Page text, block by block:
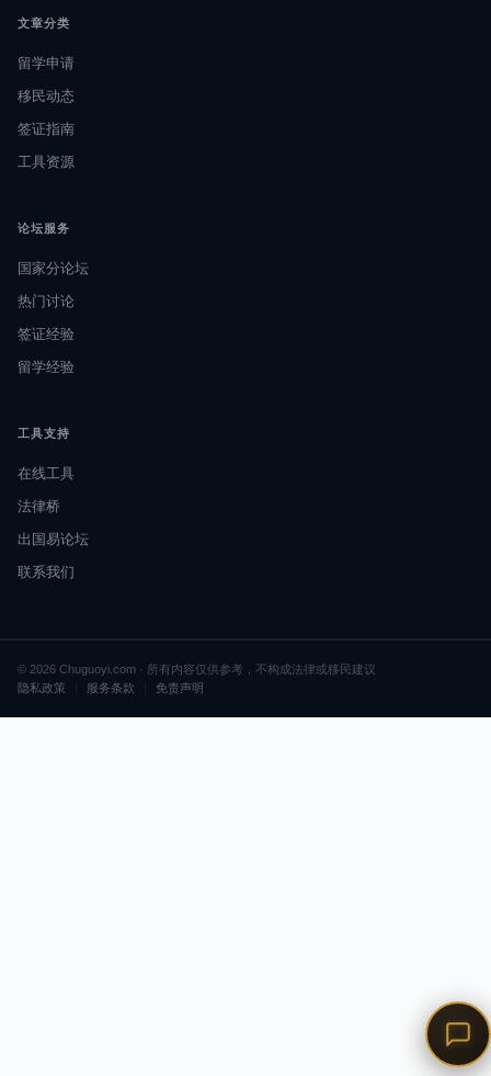
文章分类
留学申请
移民动态
签证指南
工具资源
论坛服务
国家分论坛
热门讨论
签证经验
留学经验
工具支持
在线工具
法律桥
出国易论坛
联系我们
© 2026 Chuguoyi.com · 所有内容仅供参考，不构成法律或移民建议
隐私政策
服务条款 免责声明